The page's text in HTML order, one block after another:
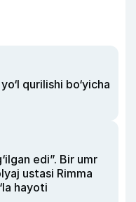
qurilishi bo‘yicha
edi”. Bir umr
ustasi Rimma
hayoti